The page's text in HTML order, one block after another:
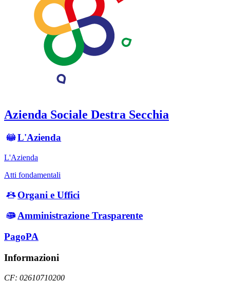
Azienda Sociale Destra Secchia
L'Azienda
L'Azienda
Atti fondamentali
Organi e Uffici
Amministrazione Trasparente
PagoPA
Informazioni
CF: 02610710200